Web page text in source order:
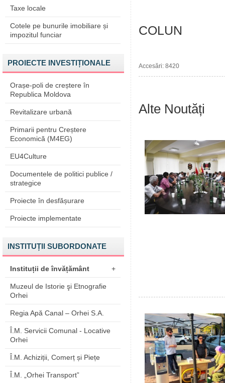
Taxe locale
Cotele pe bunurile imobiliare și
impozitul funciar
PROIECTE INVESTIȚIONALE
Orașe-poli de creștere în
Republica Moldova
Revitalizare urbană
Primarii pentru Creștere
Economică (M4EG)
EU4Culture
Documentele de politici publice /
strategice
Proiecte în desfășurare
Proiecte implementate
INSTITUȚII SUBORDONATE
Instituții de învățământ +
Muzeul de Istorie şi Etnografie
Orhei
Regia Apă Canal – Orhei S.A.
Î.M. Servicii Comunal - Locative
Orhei
Î.M. Achiziții, Comerț și Piețe
Î.M. „Orhei Transport”
COLUN
Accesări: 8420
Alte Noutăți